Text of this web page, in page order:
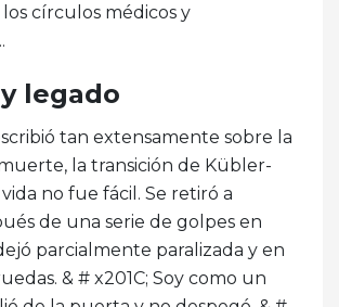
círculos médicos y
legado
tan extensamente sobre la
la transición de Kübler-
vida no fue fácil. Se retiró a
de una serie de golpes en
parcialmente paralizada y en
& # x201C; Soy como un